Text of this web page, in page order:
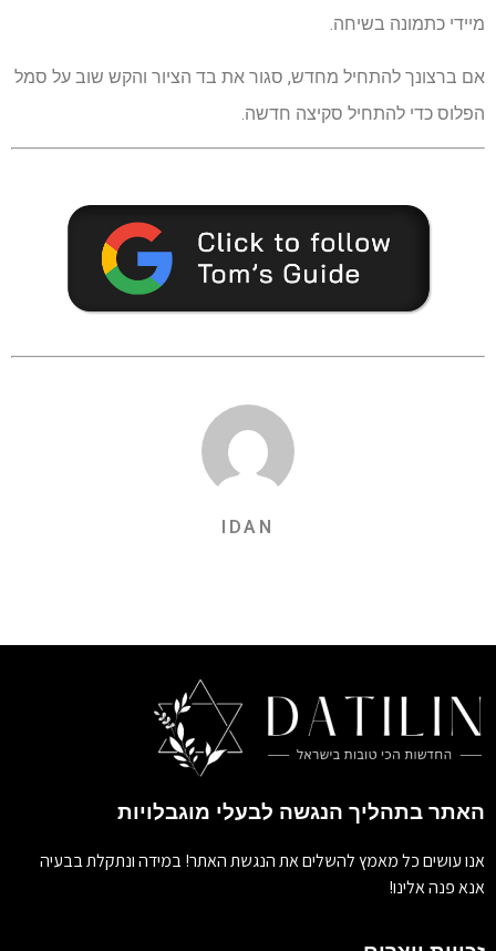
מיידי כתמונה בשיחה.
אם ברצונך להתחיל מחדש, סגור את בד הציור והקש שוב על סמל
הפלוס כדי להתחיל סקיצה חדשה.
IDAN
האתר בתהליך הנגשה לבעלי מוגבלויות
אנו עושים כל מאמץ להשלים את הנגשת האתר! במידה ונתקלת בבעיה
אנא פנה אלינו!